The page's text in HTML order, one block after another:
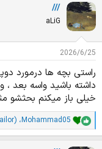
ی
ا
ز
ت
:
///
aLiG
2026/6/25
راستی بچه ها درمورد
داشته باشید واسه بعد ،
خیلی باز میکنم بحثشو
ا
م
ت
Mohammad05،